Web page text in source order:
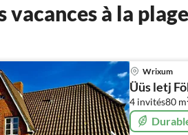
vacances à la plage
Wrixum
Üüs letj
4 invités80 m